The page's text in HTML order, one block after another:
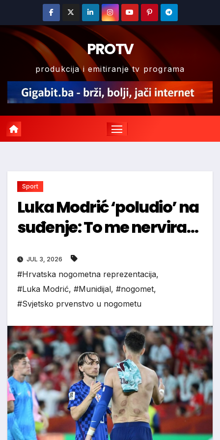
content
PROTV
produkcija i emitiranje tv programa
Sport
Luka Modrić ‘poludio’ na
suđenje: To me nervira…
JUL 3, 2026
#Hrvatska nogometna reprezentacija,
#Luka Modrić, #Munidijal, #nogomet,
#Svjetsko prvenstvo u nogometu